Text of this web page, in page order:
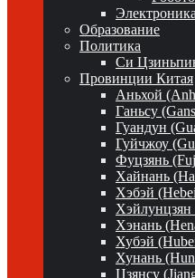
Электроника
Образование
Политика
Си
Провинции Китая
Аньхой
Ганьсу
Гуандун
Гуйчжоу
Фуцзянь
Хайнань
Хэбэй
Хэнань
Хубэй
Хунань
Цзянсу